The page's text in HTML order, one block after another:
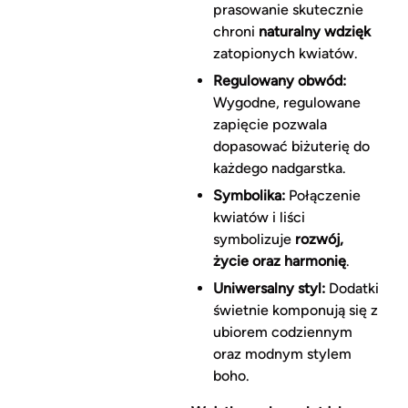
prasowanie skutecznie
chroni naturalny wdzięk
zatopionych kwiatów.
Regulowany obwód:
Wygodne, regulowane
zapięcie pozwala
dopasować biżuterię do
każdego nadgarstka.
Symbolika:Połączenie
kwiatów i liści
symbolizuje rozwój,
życie oraz harmonię.
Uniwersalny styl:Dodatki
świetnie komponują się z
ubiorem codziennym
oraz modnym stylem
boho.